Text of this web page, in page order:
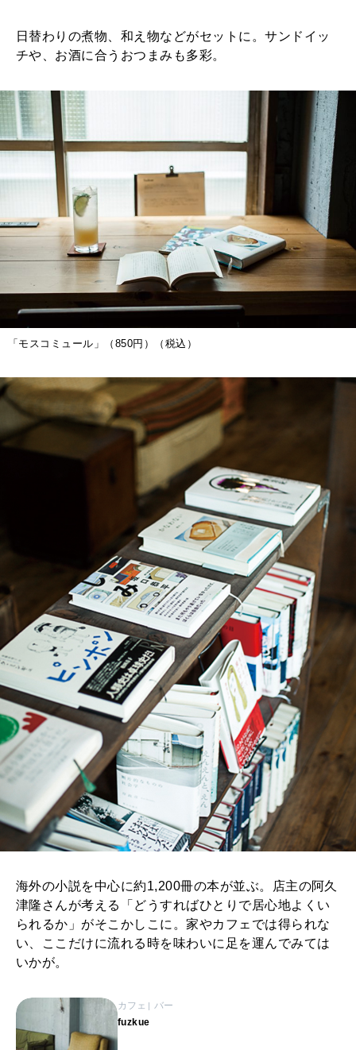
日替わりの煮物、和え物などがセットに。サンドイッ
チや、お酒に合うおつまみも多彩。
「モスコミュール」（850円）（税込）
海外の小説を中心に約1,200冊の本が並ぶ。店主の阿久
津隆さんが考える「どうすればひとりで居心地よくい
られるか」がそこかしこに。家やカフェでは得られな
い、ここだけに流れる時を味わいに足を運んでみては
いかが。
カフェ バー
fuzkue